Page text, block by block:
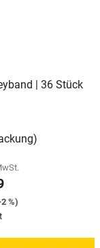
| 36 Stück
%)